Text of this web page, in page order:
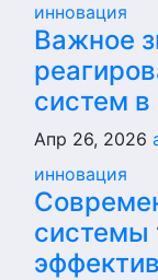
инновация
Важное
систем
Апр 26, 2026
инновация
системы